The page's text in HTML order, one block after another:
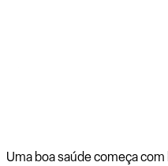
Uma boa saúde começa com